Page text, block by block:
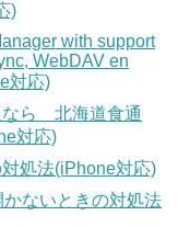
)
with support
WebDAV en
対応)
なら 北海道食通
対応)
処法(iPhone対応)
ないときの対処法